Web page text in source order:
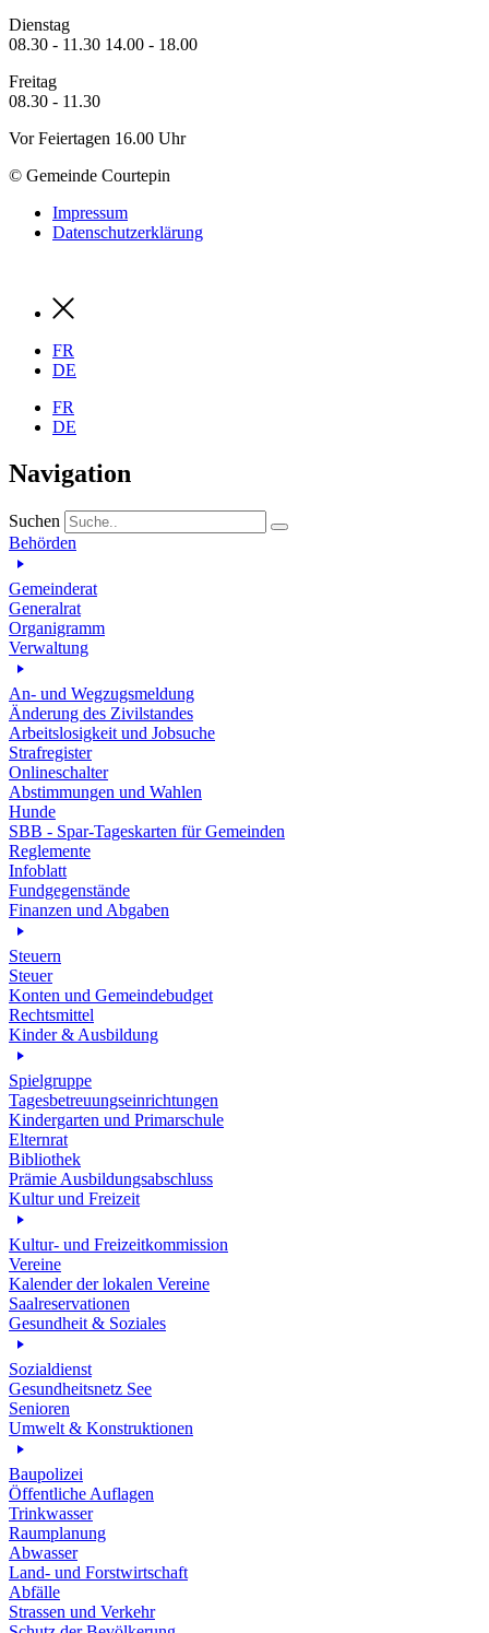
Dienstag
08.30 - 11.30 14.00 - 18.00
Freitag
08.30 - 11.30
Vor Feiertagen 16.00 Uhr
© Gemeinde Courtepin
Impressum
Datenschutzerklärung
FR
DE
FR
DE
Navigation
Suchen
Behörden
Gemeinderat
Generalrat
Organigramm
Verwaltung
An- und Wegzugsmeldung
Änderung des Zivilstandes
Arbeitslosigkeit und Jobsuche
Strafregister
Onlineschalter
Abstimmungen und Wahlen
Hunde
SBB - Spar-Tageskarten für Gemeinden
Reglemente
Infoblatt
Fundgegenstände
Finanzen und Abgaben
Steuern
Steuer
Konten und Gemeindebudget
Rechtsmittel
Kinder & Ausbildung
Spielgruppe
Tagesbetreuungseinrichtungen
Kindergarten und Primarschule
Elternrat
Bibliothek
Prämie Ausbildungsabschluss
Kultur und Freizeit
Kultur- und Freizeitkommission
Vereine
Kalender der lokalen Vereine
Saalreservationen
Gesundheit & Soziales
Sozialdienst
Gesundheitsnetz See
Senioren
Umwelt & Konstruktionen
Baupolizei
Öffentliche Auflagen
Trinkwasser
Raumplanung
Abwasser
Land- und Forstwirtschaft
Abfälle
Strassen und Verkehr